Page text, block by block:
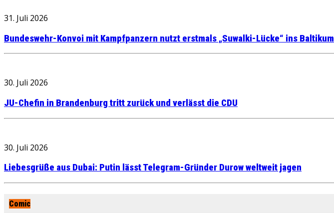
31. Juli 2026
Bundeswehr-Konvoi mit Kampfpanzern nutzt erstmals „Suwalki-Lücke“ ins Baltikum
30. Juli 2026
JU-Chefin in Brandenburg tritt zurück und verlässt die CDU
30. Juli 2026
Liebesgrüße aus Dubai: Putin lässt Telegram-Gründer Durow weltweit jagen
Comic